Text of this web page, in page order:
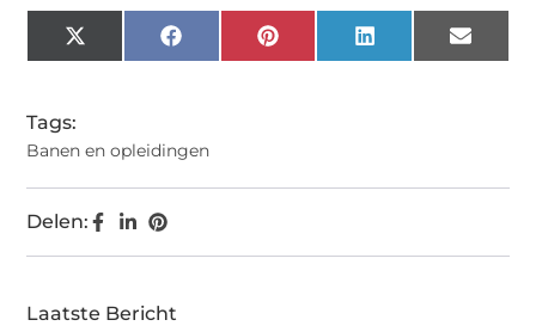
X
(Twitter)
FacebookPinterest LinkedIn Email
Tags:
Banen en opleidingen
Delen:
Laatste Bericht